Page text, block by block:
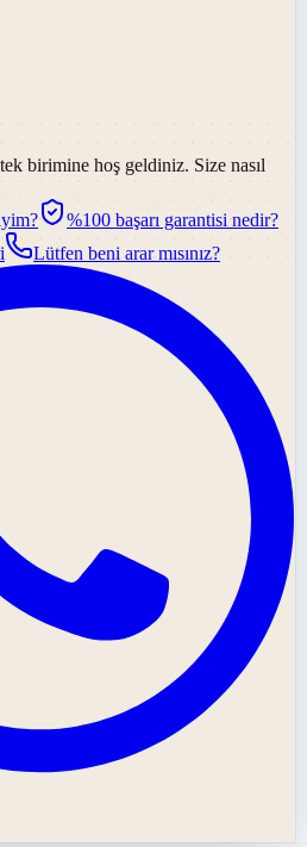
birimine hoş geldiniz. Size nasıl
%100 başarı garantisi nedir?
Lütfen beni arar mısınız?